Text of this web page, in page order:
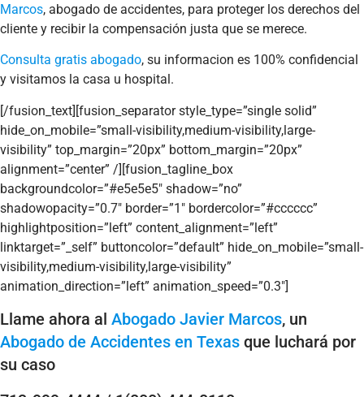
Marcos, abogado de accidentes, para proteger los derechos del
cliente y recibir la compensación justa que se merece.
Consulta gratis abogado, su informacion es 100% confidencial
y visitamos la casa u hospital.
[/fusion_text][fusion_separator style_type=”single solid”
hide_on_mobile=”small-visibility,medium-visibility,large-
visibility” top_margin=”20px” bottom_margin=”20px”
alignment=”center” /][fusion_tagline_box
backgroundcolor=”#e5e5e5″ shadow=”no”
shadowopacity=”0.7″ border=”1″ bordercolor=”#cccccc”
highlightposition=”left” content_alignment=”left”
linktarget=”_self” buttoncolor=”default” hide_on_mobile=”small-
visibility,medium-visibility,large-visibility”
animation_direction=”left” animation_speed=”0.3″]
Llame ahora al Abogado Javier Marcos, un
Abogado de Accidentes en Texas que luchará por
su caso